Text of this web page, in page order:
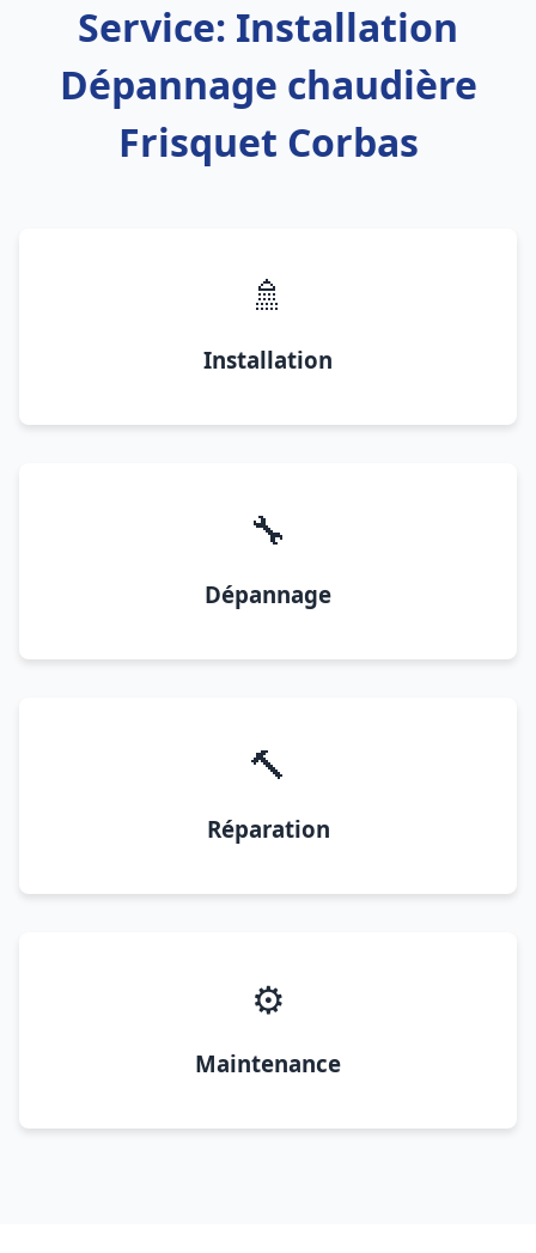
Service: Installation
Dépannage chaudière
Frisquet Corbas
🚿
Installation
🔧
Dépannage
🔨
Réparation
⚙️
Maintenance